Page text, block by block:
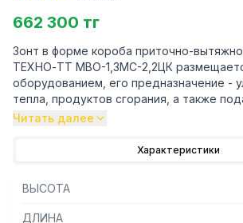
662 300 тг
Зонт в форме короба приточно-
ТЕХНО-ТТ МВО-1,3МС-2,2ЦК
оборудованием, его предназначение -
тепла, продуктов сгорания, а также
воздуха, что благоприятно сказывается
предметах мебели и кухонной утвари.
оборудование формирует микроклимат
Читать далее
Характеристики
ВЫСОТА
ДЛИНА